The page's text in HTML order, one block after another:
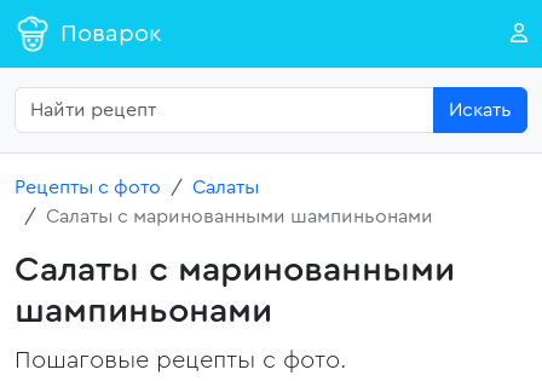
Поварок
Искать
Рецепты с фото
Салаты
Салаты с маринованными шампиньонами
Салаты с маринованными
шампиньонами
Пошаговые рецепты с фото.